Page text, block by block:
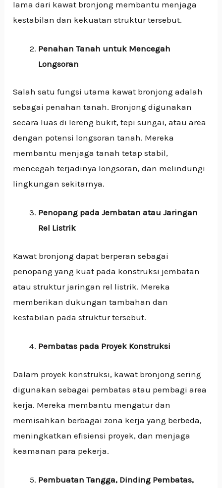
lama dari kawat bronjong membantu menjaga
kestabilan dan kekuatan struktur tersebut.
Penahan Tanah untuk Mencegah
Longsoran
Salah satu fungsi utama kawat bronjong adalah
sebagai penahan tanah. Bronjong digunakan
secara luas di lereng bukit, tepi sungai, atau area
dengan potensi longsoran tanah. Mereka
membantu menjaga tanah tetap stabil,
mencegah terjadinya longsoran, dan melindungi
lingkungan sekitarnya.
Penopang pada Jembatan atau Jaringan
Rel Listrik
Kawat bronjong dapat berperan sebagai
penopang yang kuat pada konstruksi jembatan
atau struktur jaringan rel listrik. Mereka
memberikan dukungan tambahan dan
kestabilan pada struktur tersebut.
Pembatas pada Proyek Konstruksi
Dalam proyek konstruksi, kawat bronjong sering
digunakan sebagai pembatas atau pembagi area
kerja. Mereka membantu mengatur dan
memisahkan berbagai zona kerja yang berbeda,
meningkatkan efisiensi proyek, dan menjaga
keamanan para pekerja.
Pembuatan Tangga, Dinding Pembatas,